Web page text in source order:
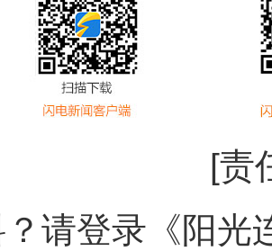
[责
请登录《阳光